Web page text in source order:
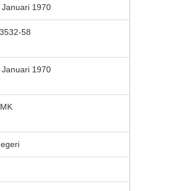
Januari 1970
58
Januari 1970